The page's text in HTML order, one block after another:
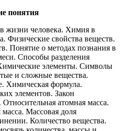
понятия
жизни человека. Химия в
Физические свойства веществ.
Понятие о методах познания в
Способы разделения
элементы. Символы
и сложные вещества.
Химическая формула.
элементов. Закон
Относительная атомная масса.
Массовая доля
Количество вещества.